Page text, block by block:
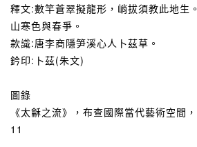
釋文:數竿蒼翠擬龍形，峭拔須教此地生
山寒色與春爭。
款識:唐李商隱笋溪心人卜茲草。
鈐印:卜茲(朱文)
圖錄
《太龢之流》，布查國際當代藝術空間
11